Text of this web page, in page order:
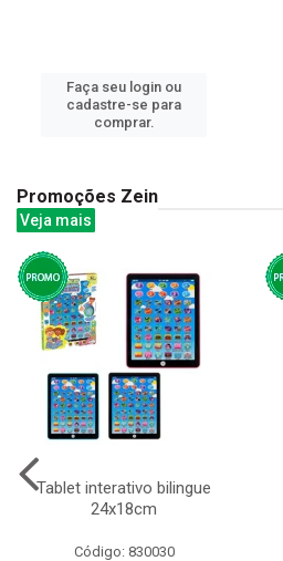
Faça seu login ou
cadastre-se para
comprar.
Promoções Zein
Veja mais
Tablet interativo bilingue
24x18cm
Código: 830030